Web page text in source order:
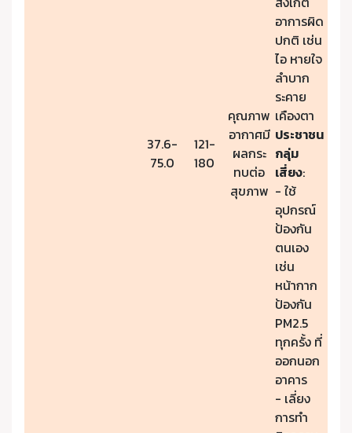
37.6-
75.0
121-
180
คุณภาพ
อากาศมี
ผลกระ
ทบต่อ
สุขภาพ
อาการผิด
ปกติ เช่น
ไอ หายใจ
ลำบาก
ระคาย
เคืองตา
ประชาชน
กลุ่ม
เสี่ยง:
- ใช้
อุปกรณ์
ป้องกัน
ตนเอง
เช่น
หน้ากาก
ป้องกัน
PM2.5
ทุกครั้ง ที่
ออกนอก
อาคาร
- เลี่ยง
การทำ